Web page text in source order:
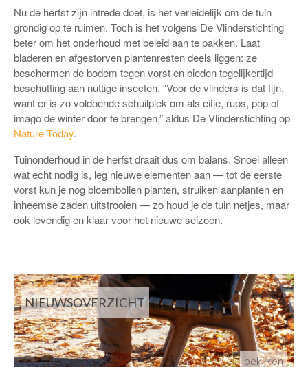
Nu de herfst zijn intrede doet, is het verleidelijk om de tuin
grondig op te ruimen. Toch is het volgens De Vlinderstichting
beter om het onderhoud met beleid aan te pakken. Laat
bladeren en afgestorven plantenresten deels liggen: ze
beschermen de bodem tegen vorst en bieden tegelijkertijd
beschutting aan nuttige insecten. “Voor de vlinders is dat fijn,
want er is zo voldoende schuilplek om als eitje, rups, pop of
imago de winter door te brengen,” aldus De Vlinderstichting op
Nature Today.
Tuinonderhoud in de herfst draait dus om balans. Snoei alleen
wat echt nodig is, leg nieuwe elementen aan — tot de eerste
vorst kun je nog bloembollen planten, struiken aanplanten en
inheemse zaden uitstrooien — zo houd je de tuin netjes, maar
ook levendig en klaar voor het nieuwe seizoen.
NIEUWSOVERZICHT
bekijken